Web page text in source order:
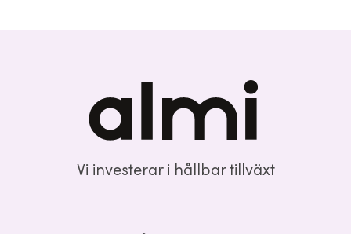
Vi investerar i hållbar tillväxt